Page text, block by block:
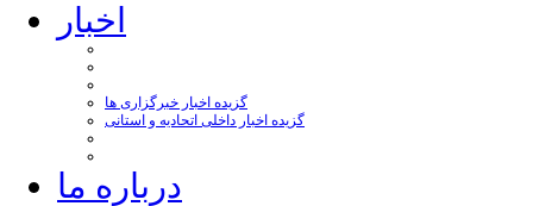
اخبار
گزیده اخبار خبرگزاری ها
گزیده اخبار داخلی اتحادیه و استانی
درباره ما